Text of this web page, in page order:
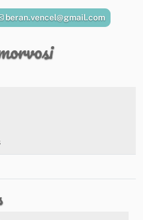
beran.vencel@gmail.com